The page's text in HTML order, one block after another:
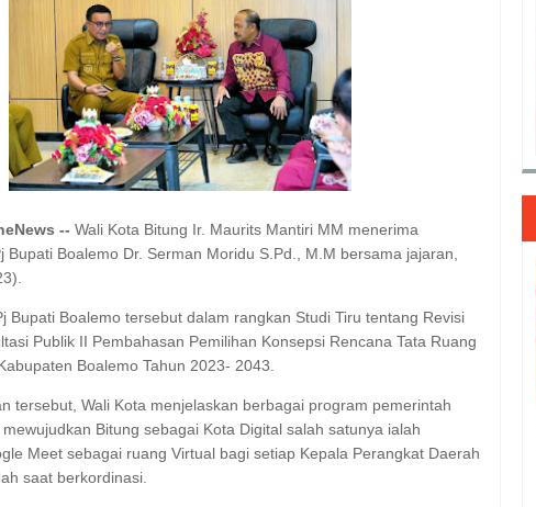
ASPIRASI WARGA MANEMBO-NEMBO
--Wali Kota Bitung Ir. Maurits Mantiri MM menerima
Bupati Boalemo Dr. Serman Moridu S.Pd., M.M bersama jajaran,
Bupati Boalemo tersebut dalam rangkan Studi Tiru tentang Revisi
Publik II Pembahasan Pemilihan Konsepsi Rencana Tata Ruang
Boalemo Tahun 2023- 2043.
tersebut, Wali Kota menjelaskan berbagai program pemerintah
Bitung sebagai Kota Digital salah satunya ialah
Meet sebagai ruang Virtual bagi setiap Kepala Perangkat Daerah
saat berkordinasi.
TAHUN RI, SD GMIM 5
SEHAT PROGRAM
BELAJAR
SDN 10 TUBABA GELAR KEGIATAN PENGUATAN
PILAR PANCASILA